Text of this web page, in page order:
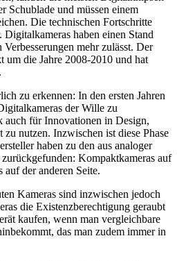
Schublade und müssen einem
Die technischen Fortschritte
haben einen Stand
mehr zulässt. Der
um die Jahre 2008-2010 und hat
zu erkennen: In den ersten Jahren
der Wille zu
auch für Innovationen in Design,
nutzen. Inzwischen ist diese Phase
haben zu den aus analoger
Kompaktkameras auf
auf der anderen Seite.
Kameras sind inzwischen jedoch
die Existenzberechtigung geraubt
kaufen, wenn man vergleichbare
das man zudem immer in